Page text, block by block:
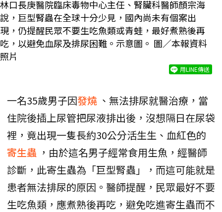
林口長庚醫院臨床毒物中心主任、腎臟科醫師顏宗海
說，巨型腎蟲在全球十分少見，國內尚未有個案出
現，仍提醒民眾不要生吃魚類或青蛙，最好煮熟後再
吃，以避免血尿及排尿困難。示意圖。 圖／本報資料
照片
用LINE傳送
一名35歲男子因發燒 、無法排尿就醫治療，當
住院後插上尿管把尿液排出後，沒想隔日在尿袋
裡，竟出現一隻長約30公分活生生、血紅色的
寄生蟲 ，由於這名男子經常食用生魚，經醫師
診斷，此寄生蟲為「巨型腎蟲」，而這可能就是
患者無法排尿的原因。醫師提醒，民眾最好不要
生吃魚類，應煮熟後再吃，避免吃進寄生蟲而不